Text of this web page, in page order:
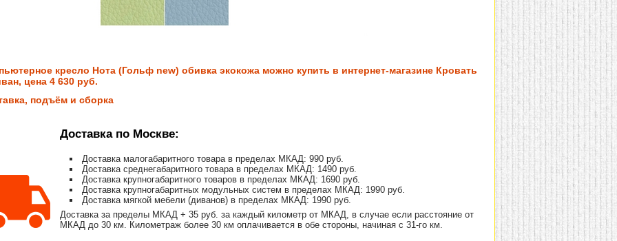
кресло Нота (Гольф new) обивка экокожа можно купить в интернет-магазине Кровать
цена 4 630 руб.
подъём и сборка
Доставка по Москве:
Доставка малогабаритного товара в пределах МКАД: 990 руб.
Доставка среднегабаритного товара в пределах МКАД: 1490 руб.
Доставка крупногабаритного товаров в пределах МКАД: 1690 руб.
Доставка крупногабаритных модульных систем в пределах МКАД: 1990 руб.
Доставка мягкой мебели (диванов) в пределах МКАД: 1990 руб.
Доставка за пределы МКАД + 35 руб. за каждый километр от МКАД, в случае если расстояние от
МКАД до 30 км. Километраж более 30 км оплачивается в обе стороны, начиная с 31-го км.